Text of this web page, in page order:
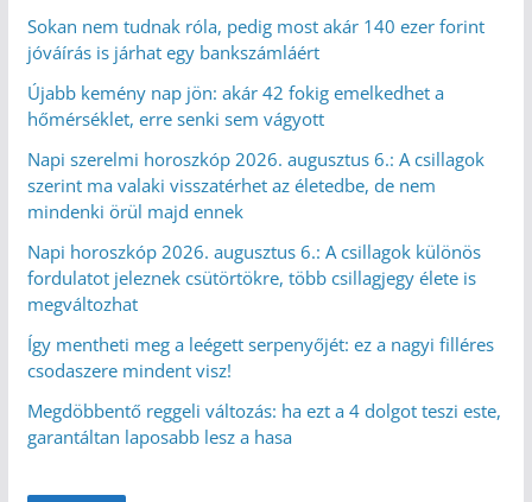
Sokan nem tudnak róla, pedig most akár 140 ezer forint
jóváírás is járhat egy bankszámláért
Újabb kemény nap jön: akár 42 fokig emelkedhet a
hőmérséklet, erre senki sem vágyott
Napi szerelmi horoszkóp 2026. augusztus 6.: A csillagok
szerint ma valaki visszatérhet az életedbe, de nem
mindenki örül majd ennek
Napi horoszkóp 2026. augusztus 6.: A csillagok különös
fordulatot jeleznek csütörtökre, több csillagjegy élete is
megváltozhat
Így mentheti meg a leégett serpenyőjét: ez a nagyi filléres
csodaszere mindent visz!
Megdöbbentő reggeli változás: ha ezt a 4 dolgot teszi este,
garantáltan laposabb lesz a hasa